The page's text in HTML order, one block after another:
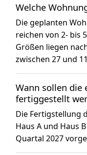
Welche
Die geplanten
reichen von 2- bis
Größen liegen
zwischen 27 und
Wann sollen die
fertiggestellt
Die Fertigstellung
Haus A und Haus
Quartal 2027